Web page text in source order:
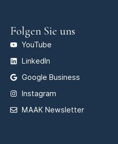
Folgen Sie uns
YouTube
LinkedIn
Google Business
Instagram
MAAK Newsletter